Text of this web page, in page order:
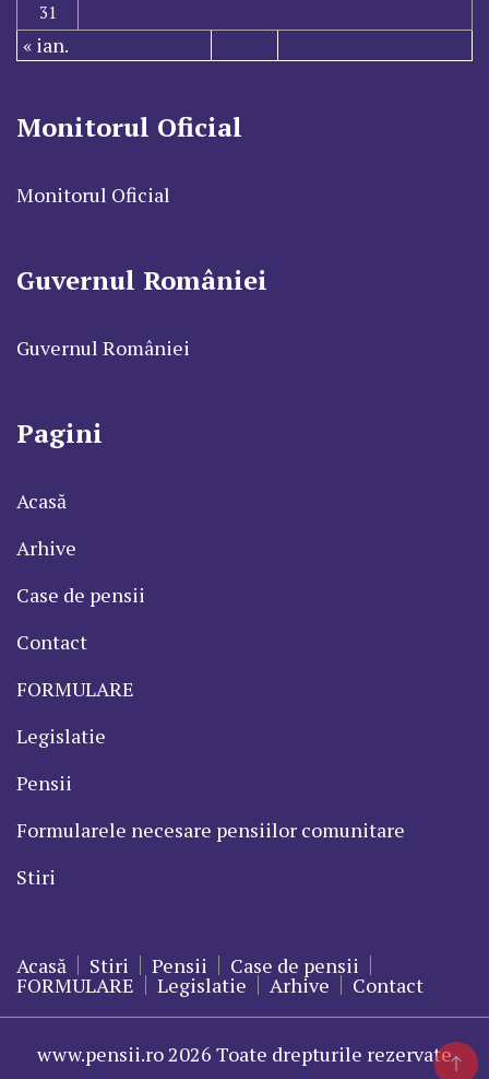
31
« ian.
Monitorul Oficial
Monitorul Oficial
Guvernul României
Guvernul României
Pagini
Acasă
Arhive
Case de pensii
Contact
FORMULARE
Legislatie
Pensii
Formularele necesare pensiilor comunitare
Stiri
Acasă Stiri Pensii Case de pensii
FORMULARE Legislatie Arhive Contact
www.pensii.ro 2026 Toate drepturile rezervate